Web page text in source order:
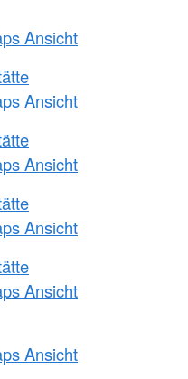
Ansicht
Ansicht
Ansicht
Ansicht
Ansicht
Ansicht